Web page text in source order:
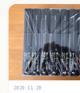
2020.11.28